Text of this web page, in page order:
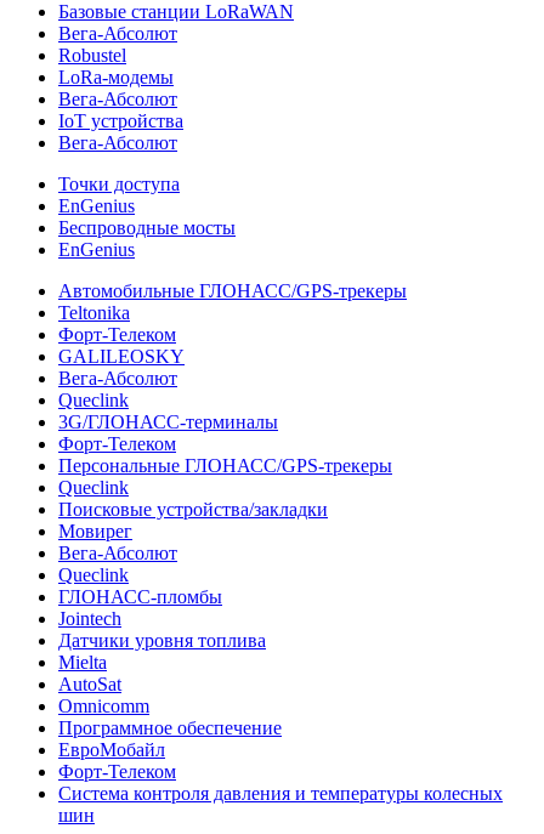
Базовые станции LoRaWAN
Вега-Абсолют
Robustel
LoRa-модемы
Вега-Абсолют
IoT устройства
Вега-Абсолют
Точки доступа
EnGenius
Беспроводные мосты
EnGenius
Автомобильные ГЛОНАСС/GPS-трекеры
Teltonika
Форт-Телеком
GALILEOSKY
Вега-Абсолют
Queclink
3G/ГЛОНАСС-терминалы
Форт-Телеком
Персональные ГЛОНАСС/GPS-трекеры
Queclink
Поисковые устройства/закладки
Мовирег
Вега-Абсолют
Queclink
ГЛОНАСС-пломбы
Jointech
Датчики уровня топлива
Mielta
AutoSat
Omnicomm
Программное обеспечение
ЕвроМобайл
Форт-Телеком
Система контроля давления и температуры колесных
шин